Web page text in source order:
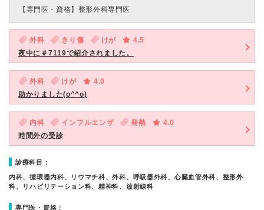
【専門医・資格】 整形外科専門医
外科 きり傷 けが
4.5
夜中に＃7119で紹介されました。
外科 けが
4.0
助かりました(o^^o)
内科 インフルエンザ 発熱
4.0
時間外の受診
診療科目：
内科、循環器内科、リウマチ科、外科、呼吸器外科、心臓血管外科、整形外
科、リハビリテーション科、精神科、放射線科
専門医・資格：